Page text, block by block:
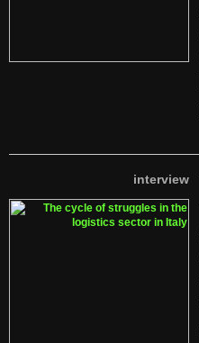
interview